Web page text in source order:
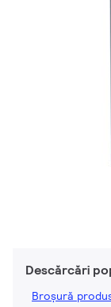
Descărcări
Broșură